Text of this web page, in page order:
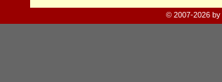
© 2007-2026